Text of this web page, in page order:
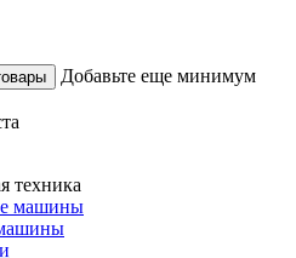
Добавьте еще минимум
техника